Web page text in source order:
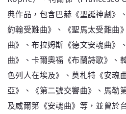
典作品，包含巴赫《聖誕神劇》
約翰受難曲》、《聖馬太受難曲
曲》、布拉姆斯《德文安魂曲》
曲》、卡爾奧福《布蘭詩歌》、
色列人在埃及》、莫札特《安魂
亞》、《第二號交響曲》、馬勒
及威爾第《安魂曲》等，並曾於